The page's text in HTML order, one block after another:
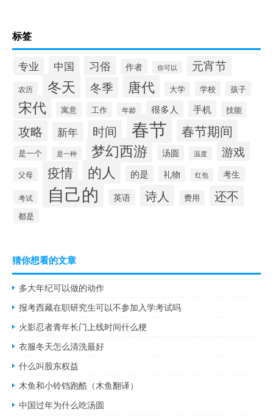
标签
专业 中国 习俗 作者 你可以 元宵节
农历 冬天 冬季 唐代 大学 学校 孩子
宋代 寓意 工作 年龄 很多人 手机 技能
攻略 新年 时间 春节 春节期间
是一个 是一种 梦幻西游 汤圆 温度 游戏
父母 疫情 的人 的是 礼物 红包 考生
考试 自己的 英语 诗人 费用 还不
都是
猜你想看的文章
多大年纪可以做的动作
报考西藏在职研究生可以不参加入学考试吗
火影忍者青年长门上线时间什么梗
衣服冬天怎么清洗最好
什么叫股东权益
木鱼和小铃铛跑酷（木鱼翻译）
中国过年为什么吃汤圆